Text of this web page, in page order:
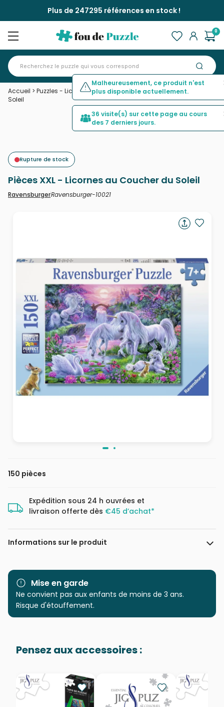
Plus de 247295 références en stock !
0
Accueil > Puzzles - Licornes >Pièces XXL - Licornes au Coucher du
Soleil
Rupture de stock
Pièces XXL - Licornes au Coucher du Soleil
RavensburgerRavensburger-10021
150 pièces
Expédition sous 24 h ouvrées et
livraison offerte dès €45 d’achat*
Informations sur le produit
Marque
Ravensburger, le leader
Catégorie
EAN 4005556100217
Mise en garde
Ne convient pas aux enfants de moins de 3 ans.
Risque d'étouffement.
Pensez aux accessoires :
Malheureusement, ce produit n'est
plus disponible actuellement.
36 visite(s) sur cette page au cours
des 7 derniers jours.